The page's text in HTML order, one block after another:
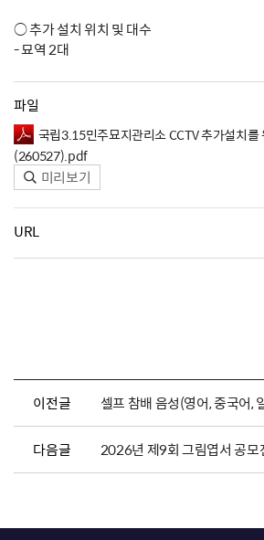
○ 추가 설치 위치 및 대수
- 묘역 2대
파일
국립3.15민주묘지관리소 CCTV 추가설치를
(260527).pdf
미리보기
URL
이전글
다음글 2026년 제9회 그림엽서 공모